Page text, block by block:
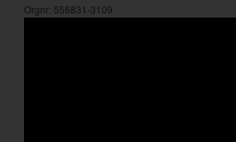
Orgnr: 556831-3109